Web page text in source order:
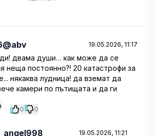
19.05.2026, 11:17
двама души… как може да се
неща постоянно?! 20 катастрофи за
някаква лудница! да вземат да
камери по пътищата и да ги
0 0
19.05.2026, 11:21